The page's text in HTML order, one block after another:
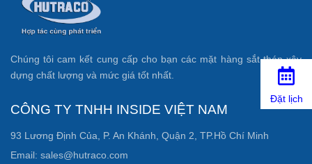
Chúng tôi cam kết cung cấp cho bạn các mặt hàng sắt thép xây
dựng chất lượng và mức giá tốt nhất.
CÔNG TY TNHH INSIDE VIỆT NAM
93 Lương Định Của, P. An Khánh, Quận 2, TP.Hồ Chí Minh
Email: sales@hutraco.com
Đặt lịch